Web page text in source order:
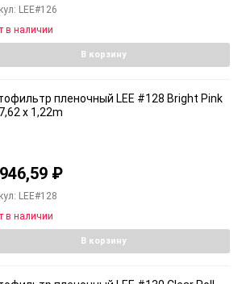
LEE#126
в наличии
В корзину
пленочный LEE #128 Bright Pink
x 1,22m
₽
LEE#128
в наличии
В корзину